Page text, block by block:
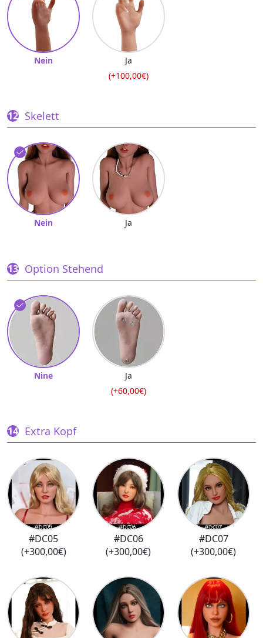
Nein
Ja
(+100,00€)
Skelett
Nein Ja
Option Stehend
Nine
Ja
(+60,00€)
Extra Kopf
#DC05
(+300,00€)
#DC06
(+300,00€)
#DC07
(+300,00€)